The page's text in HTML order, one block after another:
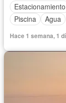
Estacionamiento
Piscina
Agua
Hace 1 semana, 1